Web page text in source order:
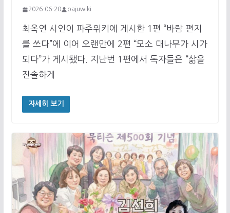
2026-06-20 pajuwiki
최옥연 시인이 파주위키에 게시한 1편 “바람 편지
를 쓰다”에 이어 오랜만에 2편 “모소 대나무가 시가
되다”가 게시됐다. 지난번 1편에서 독자들은 “삶을
진솔하게
자세히 보기